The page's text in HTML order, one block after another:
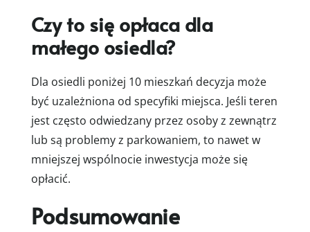
Czy to się opłaca dla
małego osiedla?
Dla osiedli poniżej 10 mieszkań decyzja może
być uzależniona od specyfiki miejsca. Jeśli teren
jest często odwiedzany przez osoby z zewnątrz
lub są problemy z parkowaniem, to nawet w
mniejszej wspólnocie inwestycja może się
opłacić.
Podsumowanie